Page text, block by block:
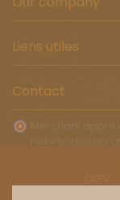
Liens utiles
Contact